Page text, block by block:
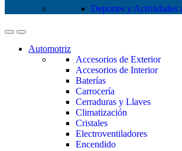
Deportes y Actividades
Automotriz
Accesorios de Exterior
Accesorios de Interior
Baterías
Carrocería
Cerraduras y Llaves
Climatización
Cristales
Electroventiladores
Encendido